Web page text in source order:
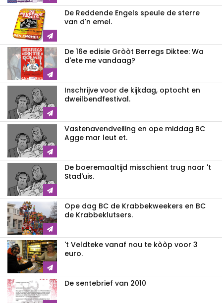
De Reddende Engels speule de sterre
van d'n emel.
De 16e edisie Gròòt Berregs Diktee: Wa
d'ete me vandaag?
Inschrijve voor de kijkdag, optocht en
dweilbendfestival.
Vastenavendveiling en ope middag BC
Agge mar leut et.
De boeremaaltijd misschient trug naar 't
Stad'uis.
Ope dag BC de Krabbekweekers en BC
de Krabbeklutsers.
't Veldteke vanaf nou te kòòp voor 3
euro.
De sentebrief van 2010